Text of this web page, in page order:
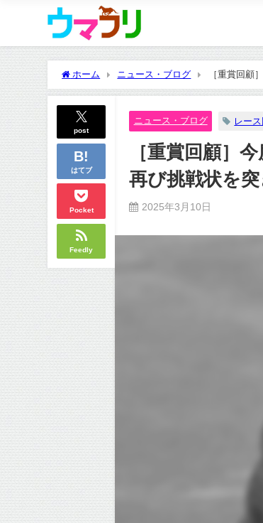
ホーム ニュース・ブログ ［重賞回顧
post
はてブ
Pocket
Feedly
ニュース・ブログ レー
［重賞回顧］
再び挑戦状を
2025年3月10日